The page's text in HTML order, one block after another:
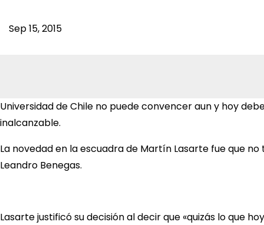
Sep 15, 2015
Universidad de Chile no puede convencer aun y hoy
inalcanzable.
La novedad en la escuadra de Martín Lasarte fue que
Leandro Benegas.
Lasarte justificó su decisión al decir que «quizás lo que